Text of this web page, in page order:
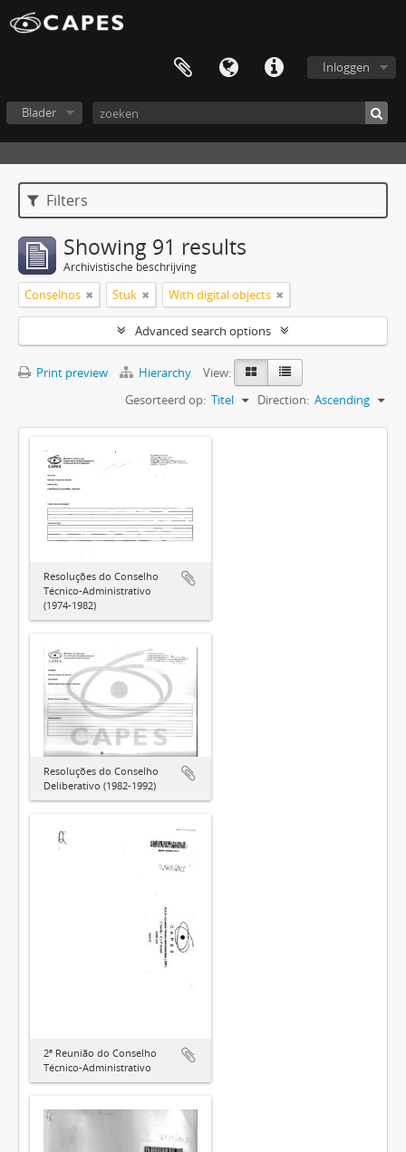
Inloggen
Blader
Filters
Showing 91 results
Archivistische beschrijving
Conselhos Stuk With digital objects
Advanced search options
Print preview Hierarchy
View:
Gesorteerd op: Titel Direction: Ascending
Resoluções do Conselho
Técnico-Administrativo
(1974-1982)
Resoluções do Conselho
Deliberativo (1982-1992)
2ª Reunião do Conselho
Técnico-Administrativo